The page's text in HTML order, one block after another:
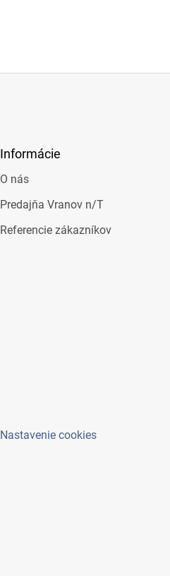
Informácie
O nás
Predajňa Vranov n/T
Referencie zákazníkov
Nastavenie cookies